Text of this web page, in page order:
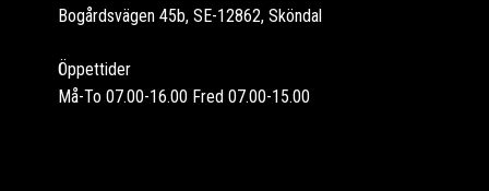
Bogårdsvägen 45b, SE-12862, Sköndal
Öppettider
Må-To 07.00-16.00 Fred 07.00-15.00